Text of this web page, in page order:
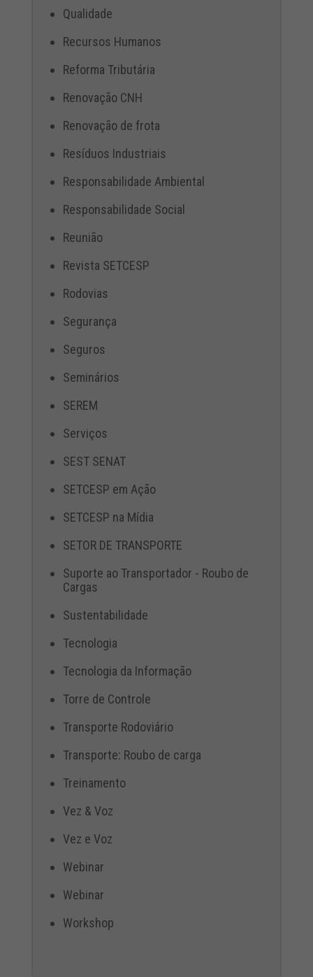
Qualidade
Recursos Humanos
Reforma Tributária
Renovação CNH
Renovação de frota
Resíduos Industriais
Responsabilidade Ambiental
Responsabilidade Social
Reunião
Revista SETCESP
Rodovias
Segurança
Seguros
Seminários
SEREM
Serviços
SEST SENAT
SETCESP em Ação
SETCESP na Mídia
SETOR DE TRANSPORTE
Suporte ao Transportador - Roubo de
Cargas
Sustentabilidade
Tecnologia
Tecnologia da Informação
Torre de Controle
Transporte Rodoviário
Transporte: Roubo de carga
Treinamento
Vez & Voz
Vez e Voz
Webinar
Webinar
Workshop